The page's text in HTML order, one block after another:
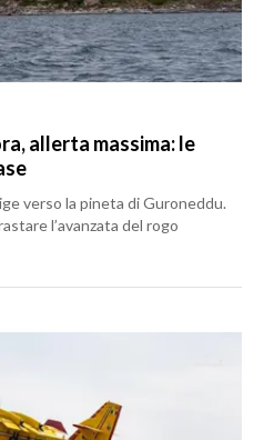
allerta massima: le
verso la pineta di Guroneddu.
l’avanzata del rogo